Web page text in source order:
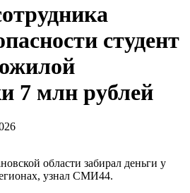
студент
7 млн рублей
области забирал деньги у
узнал СМИ44.